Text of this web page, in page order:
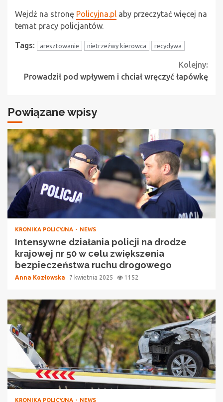
Wejdź na stronę Policyjna.pl aby przeczytać więcej na
temat pracy policjantów.
Tags: aresztowanie nietrzeźwy kierowca recydywa
Kolejny:
Prowadził pod wpływem i chciał wręczyć łapówkę
Powiązane wpisy
KRONIKA POLICYJNA NEWS
Intensywne działania policji na drodze
krajowej nr 50 w celu zwiększenia
bezpieczeństwa ruchu drogowego
Anna Kozłowska 7 kwietnia 2025 1152
KRONIKA POLICYJNA NEWS